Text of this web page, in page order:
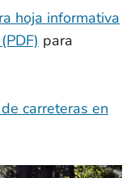
hoja informativa
para
carreteras en